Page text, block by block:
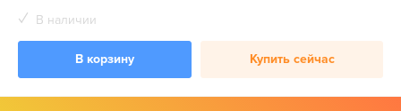
В наличии
В корзину Купить сейчас